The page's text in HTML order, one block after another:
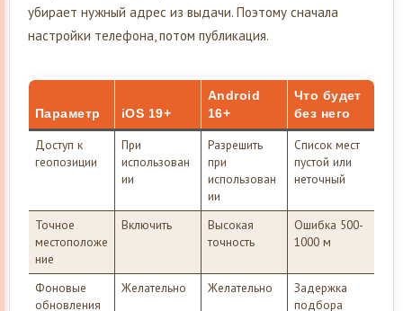
убирает нужный адрес из выдачи. Поэтому сначала
настройки телефона, потом публикация.
Параметр iOS 19+
Android
16+
Что будет
без него
Доступ к
геопозиции
При
использован
ии
Разрешить
при
использован
ии
Список мест
пустой или
неточный
Точное
местоположе
ние
Включить
Высокая
точность
Ошибка 500-
1000 м
Фоновые
обновления
Желательно Желательно
Задержка
подбора